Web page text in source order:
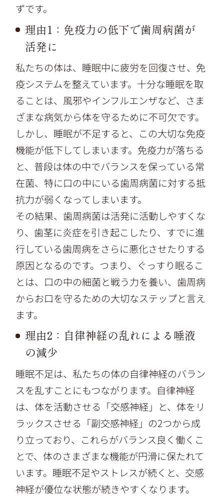
ずです。
理由1：免疫力の低下で歯周病菌が
活発に
私たちの体は、睡眠中に疲労を回復させ、免
疫システムを整えています。十分な睡眠を取
ることは、風邪やインフルエンザなど、さま
ざまな病気から体を守るために不可欠です。
しかし、睡眠が不足すると、この大切な免疫
機能が低下してしまいます。免疫力が落ちる
と、普段は体の中でバランスを保っている常
在菌、特に口の中にいる歯周病菌に対する抵
抗力が弱くなってしまいます。
その結果、歯周病菌は活発に活動しやすくな
り、歯茎に炎症を引き起こしたり、すでに進
行している歯周病をさらに悪化させたりする
原因となるのです。つまり、ぐっすり眠るこ
とは、口の中の細菌と戦う力を養い、歯周病
からお口を守るための大切なステップと言え
ます。
理由2：自律神経の乱れによる唾液
の減少
睡眠不足は、私たちの体の自律神経のバラン
スを乱すことにもつながります。自律神経
は、体を活動させる「交感神経」と、体をリ
ラックスさせる「副交感神経」の2つから成
り立っており、これらがバランス良く働くこ
とで、体のさまざまな機能が円滑に保たれて
います。睡眠不足やストレスが続くと、交感
神経が優位な状態が続きやすくなります。